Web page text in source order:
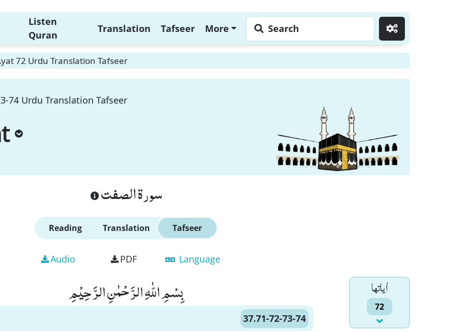
Listen
Quran
Translation Tafseer More Search
72 Urdu Translation Tafseer
74 Urdu Translation Tafseer
سورة الصفت
Reading Translation Tafseer
Audio PDF Language
اٰياتها
72
بِسْمِ اللّٰهِ الرَّحْمٰنِ الرَّحِیْمِ
37.71-72-73-74